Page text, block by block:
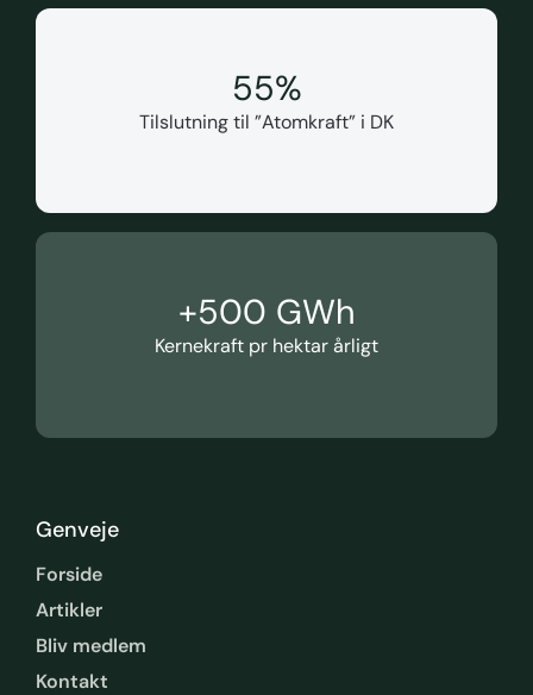
55%
Tilslutning til ”Atomkraft” i DK
+500 GWh
Kernekraft pr hektar årligt
Genveje
Forside
Artikler
Bliv medlem
Kontakt